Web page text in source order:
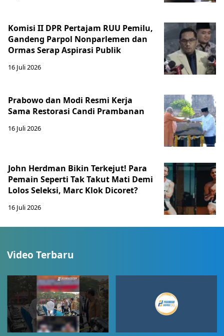
Komisi II DPR Pertajam RUU Pemilu,
Gandeng Parpol Nonparlemen dan
Ormas Serap Aspirasi Publik
16 Juli 2026
Prabowo dan Modi Resmi Kerja
Sama Restorasi Candi Prambanan
16 Juli 2026
John Herdman Bikin Terkejut! Para
Pemain Seperti Tak Takut Mati Demi
Lolos Seleksi, Marc Klok Dicoret?
16 Juli 2026
Video Terbaru